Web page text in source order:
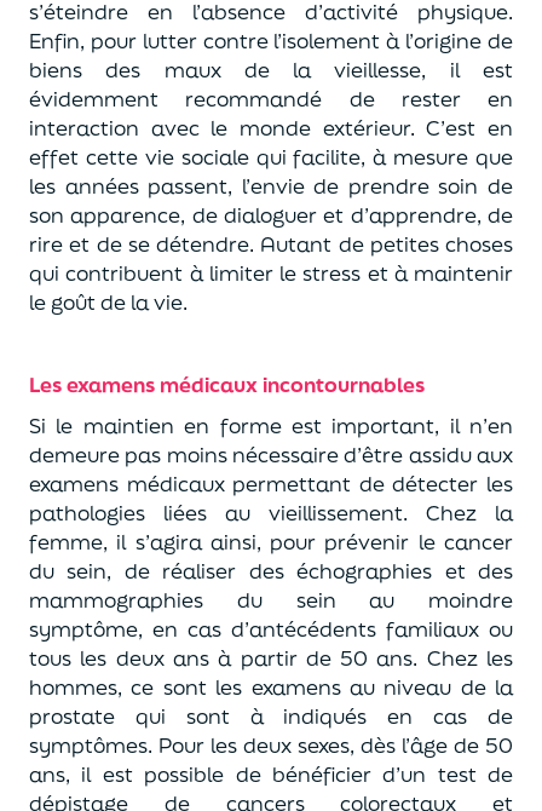
s’éteindre en l’absence d’activité physique.
Enfin, pour lutter contre l’isolement à l’origine de
biens des maux de la vieillesse, il est
évidemment recommandé de rester en
interaction avec le monde extérieur. C’est en
effet cette vie sociale qui facilite, à mesure que
les années passent, l’envie de prendre soin de
son apparence, de dialoguer et d’apprendre, de
rire et de se détendre. Autant de petites choses
qui contribuent à limiter le stress et à maintenir
le goût de la vie.
Les examens médicaux incontournables
Si le maintien en forme est important, il n’en
demeure pas moins nécessaire d’être assidu aux
examens médicaux permettant de détecter les
pathologies liées au vieillissement. Chez la
femme, il s’agira ainsi, pour prévenir le cancer
du sein, de réaliser des échographies et des
mammographies du sein au moindre
symptôme, en cas d’antécédents familiaux ou
tous les deux ans à partir de 50 ans. Chez les
hommes, ce sont les examens au niveau de la
prostate qui sont à indiqués en cas de
symptômes. Pour les deux sexes, dès l’âge de 50
ans, il est possible de bénéficier d’un test de
dépistage de cancers colorectaux et